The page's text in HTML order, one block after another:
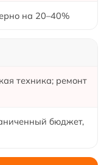
на 20–40%
техника; ремонт
бюджет,